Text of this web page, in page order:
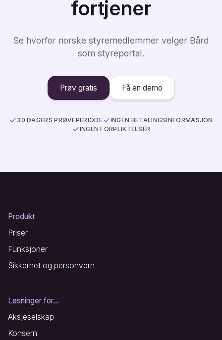
fortjener
Se hvorfor norske styremedlemmer velger Bård
som styreportal.
Prøv gratis Få en demo
30 DAGERS PRØVEPERIODE
INGEN BETALINGSINFORMASJON
INGEN FORPLIKTELSER
Produkt
Priser
Funksjoner
Sikkerhet og personvern
Løsninger for...
Aksjeselskap
Konsern